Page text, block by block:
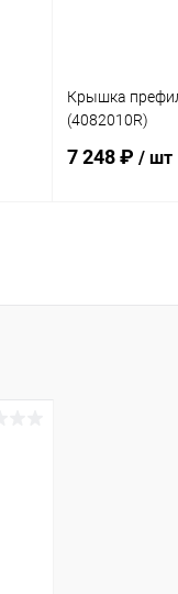
Крышка
(4082010R)
7 248 ₽ / шт
В избранное